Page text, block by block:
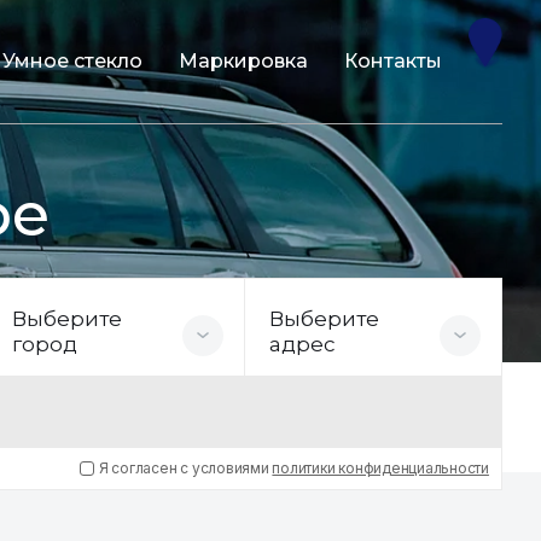
Умное стекло Маркировка Контакты
Выберите
город
Выберите
адрес
Я согласен с условиями политики конфиденциальности